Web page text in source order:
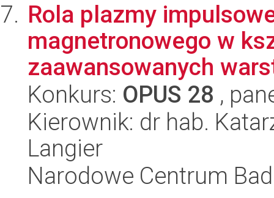
Rola plazmy
magnetronowego w
zaawansowanych
Konkurs: OPUS 28 ,
Kierownik: dr hab.
Langier
Narodowe Centrum